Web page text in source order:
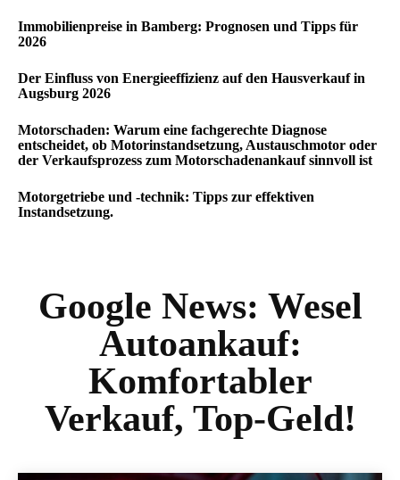
Immobilienpreise in Bamberg: Prognosen und Tipps für
2026
Der Einfluss von Energieeffizienz auf den Hausverkauf in
Augsburg 2026
Motorschaden: Warum eine fachgerechte Diagnose
entscheidet, ob Motorinstandsetzung, Austauschmotor oder
der Verkaufsprozess zum Motorschadenankauf sinnvoll ist
Motorgetriebe und -technik: Tipps zur effektiven
Instandsetzung.
Google News: Wesel
Autoankauf:
Komfortabler
Verkauf, Top-Geld!